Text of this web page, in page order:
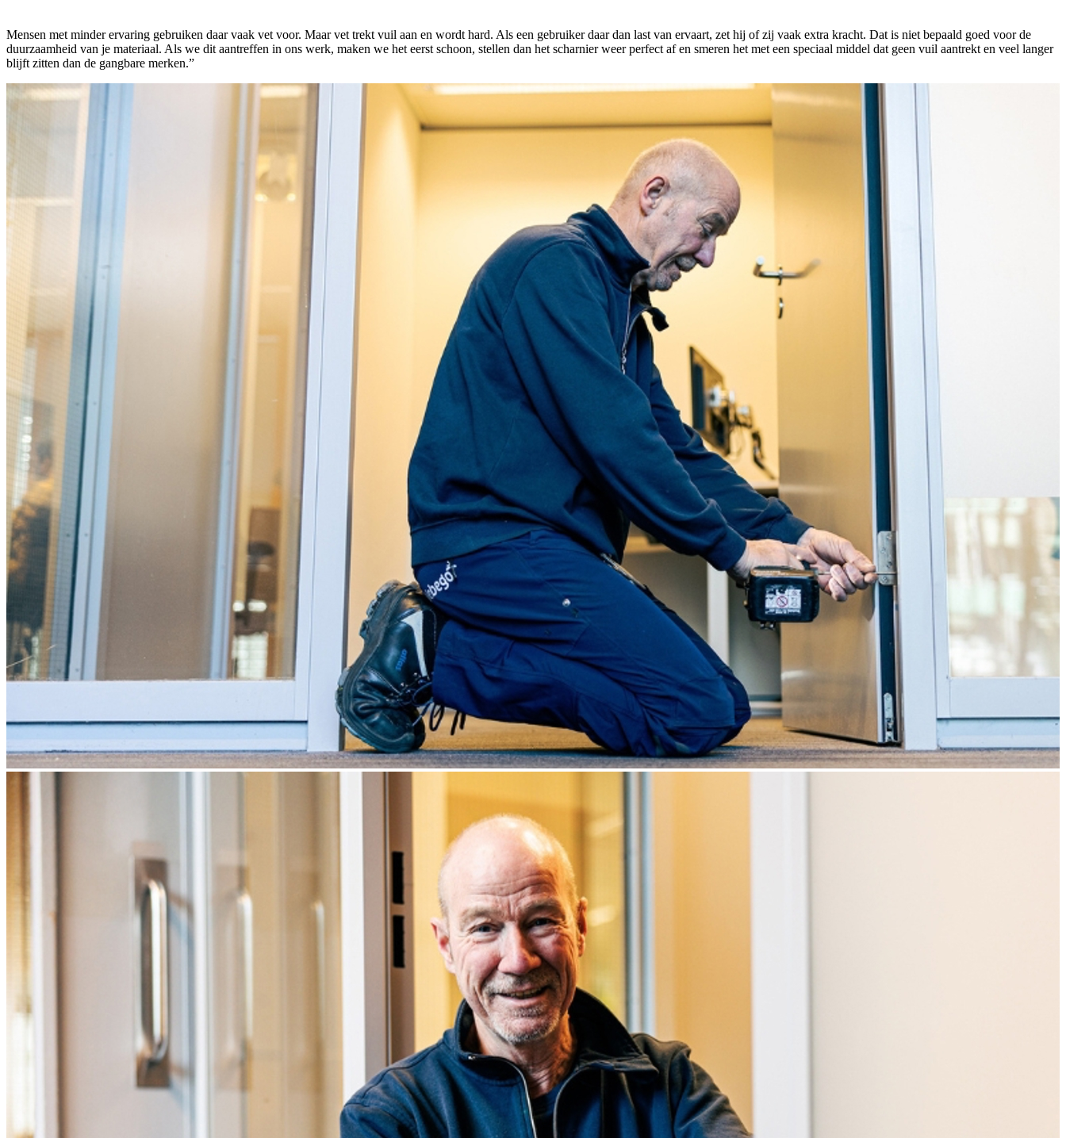
Mensen met minder ervaring gebruiken daar vaak vet voor. Maar vet trekt vuil aan en wordt hard. Als een gebruiker daar dan last van ervaart, zet hij of zij vaak extra kracht. Dat is niet bepaald goed voor de
duurzaamheid van je materiaal. Als we dit aantreffen in ons werk, maken we het eerst schoon, stellen dan het scharnier weer perfect af en smeren het met een speciaal middel dat geen vuil aantrekt en veel langer
blijft zitten dan de gangbare merken.”